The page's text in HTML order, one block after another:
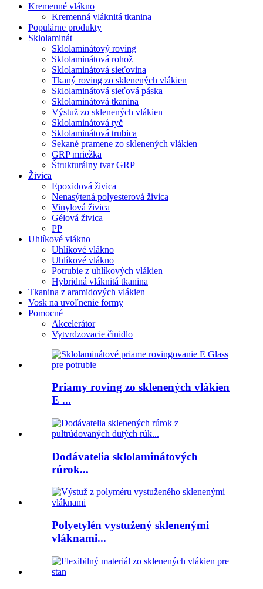
Kremenné vlákno
Kremenná vláknitá tkanina
Populárne produkty
Sklolaminát
Sklolaminátový roving
Sklolaminátová rohož
Sklolaminátová sieťovina
Tkaný roving zo sklenených vlákien
Sklolaminátová sieťová páska
Sklolaminátová tkanina
Výstuž zo sklenených vlákien
Sklolaminátová tyč
Sklolaminátová trubica
Sekané pramene zo sklenených vlákien
GRP mriežka
Štrukturálny tvar GRP
Živica
Epoxidová živica
Nenasýtená polyesterová živica
Vinylová živica
Gélová živica
PP
Uhlíkové vlákno
Uhlíkové vlákno
Uhlíkové vlákno
Potrubie z uhlíkových vlákien
Hybridná vláknitá tkanina
Tkanina z aramidových vlákien
Vosk na uvoľnenie formy
Pomocné
Akcelerátor
Vytvrdzovacie činidlo
Priamy roving zo sklenených vlákien
E ...
Dodávatelia sklolaminátových
rúrok...
Polyetylén vystužený sklenenými
vláknami...